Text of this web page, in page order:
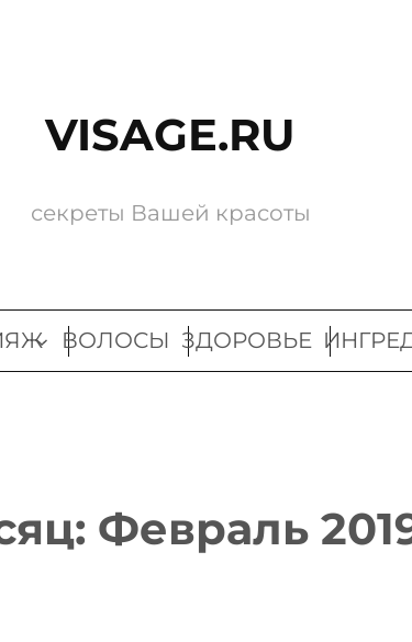
VISAGE.RU
секреты Вашей красоты
ВОЛОСЫ ЗДОРОВЬЕ
Февраль